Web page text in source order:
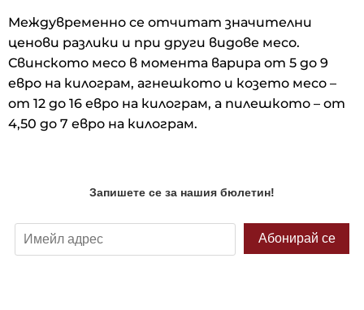
Междувременно се отчитат значителни
ценови разлики и при други видове месо.
Свинското месо в момента варира от 5 до 9
евро на килограм, агнешкото и козето месо –
от 12 до 16 евро на килограм, а пилешкото – от
4,50 до 7 евро на килограм.